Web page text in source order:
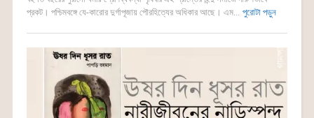
প্রকট। পশ্চিমবঙ্গে যে-কারোর দুর্গাপূজায় পৌরহিত্যের অধিকার আছে। এম... পুরোটা পড়ুন